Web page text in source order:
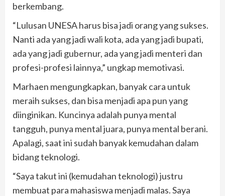
berkembang.
“Lulusan UNESA harus bisa jadi orang yang sukses.
Nanti ada yang jadi wali kota, ada yang jadi bupati,
ada yang jadi gubernur, ada yang jadi menteri dan
profesi-profesi lainnya,” ungkap memotivasi.
Marhaen mengungkapkan, banyak cara untuk
meraih sukses, dan bisa menjadi apa pun yang
diinginikan. Kuncinya adalah punya mental
tangguh, punya mental juara, punya mental berani.
Apalagi, saat ini sudah banyak kemudahan dalam
bidang teknologi.
“Saya takut ini (kemudahan teknologi) justru
membuat para mahasiswa menjadi malas. Saya